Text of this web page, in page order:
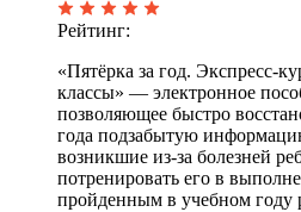
Рейтинг:
«Пятёрка за год. Экспресс-
классы» — электронное
позволяющее быстро
года подзабытую
возникшие из-за болезней
потренировать его в
пройденным в учебном году